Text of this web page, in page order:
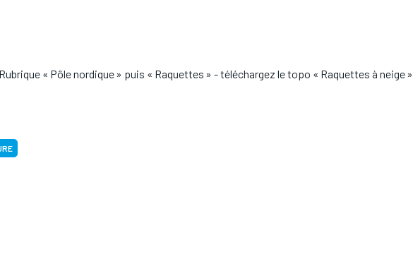
Rubrique « Pôle nordique » puis « Raquettes » - téléchargez le topo « Raquettes à neige »